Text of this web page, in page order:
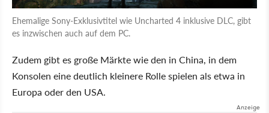
Ehemalige Sony-Exklusivtitel wie Uncharted 4 inklusive DLC, gibt
es inzwischen auch auf dem PC.
Zudem gibt es große Märkte wie den in China, in dem
Konsolen eine deutlich kleinere Rolle spielen als etwa in
Europa oder den USA.